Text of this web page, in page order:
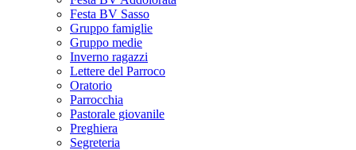
Festa BV Sasso
Gruppo famiglie
Gruppo medie
Inverno ragazzi
Lettere del Parroco
Oratorio
Parrocchia
Pastorale giovanile
Preghiera
Segreteria